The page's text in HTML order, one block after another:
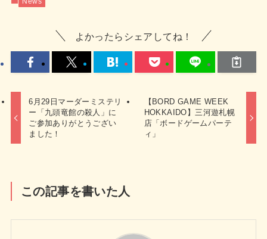
よかったらシェアしてね！
6月29日マーダーミステリ
ー「九頭竜館の殺人」に
ご参加ありがとうござい
ました！
【BORD GAME WEEK
HOKKAIDO】三河遊札幌
店「ボードゲームパーテ
ィ」
この記事を書いた人